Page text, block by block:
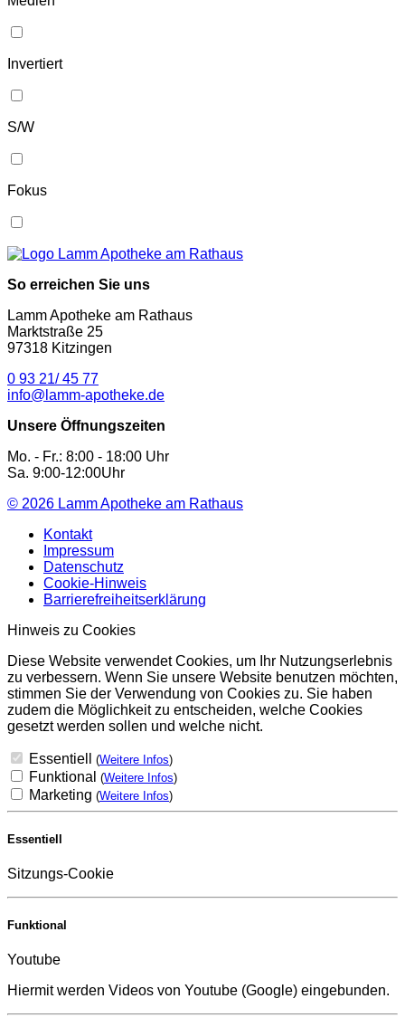
Invertiert
S/W
Fokus
So erreichen Sie uns
Lamm Apotheke am Rathaus
Marktstraße 25
97318 Kitzingen
0 93 21/ 45 77
info@lamm-apotheke.de
Unsere Öffnungszeiten
Mo. - Fr.: 8:00 - 18:00 Uhr
Sa. 9:00-12:00Uhr
© 2026 Lamm Apotheke am Rathaus
Kontakt
Impressum
Datenschutz
Cookie-Hinweis
Barrierefreiheitserklärung
Hinweis zu Cookies
Diese Website verwendet Cookies, um Ihr Nutzungserlebnis
zu verbessern. Wenn Sie unsere Website benutzen möchten,
stimmen Sie der Verwendung von Cookies zu. Sie haben
zudem die Möglichkeit zu entscheiden, welche Cookies
gesetzt werden sollen und welche nicht.
Essentiell (Weitere Infos)
Funktional (Weitere Infos)
Marketing (Weitere Infos)
Essentiell
Sitzungs-Cookie
Funktional
Youtube
Hiermit werden Videos von Youtube (Google) eingebunden.